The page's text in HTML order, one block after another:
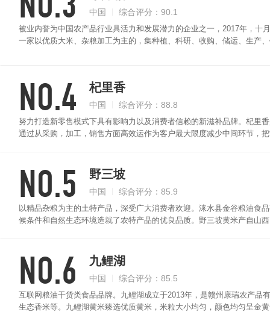
中国 综合评分：90.1
被业内誉为中国农产品行业具活力和发展潜力的企业之一，2017年，十
一家以优质大米、杂粮加工为主的，集种植、科研、收购、储运、生产
NO.4 杞里香
中国 综合评分：88.8
努力打造新零售模式下具有影响力以及消费者信赖的新滋补品牌。杞里
通过从采购，加工，销售方面高效运作为客户最大限度减少中间环节，
NO.5 野三坡
中国 综合评分：85.9
以精品杂粮为主的土特产品，深受广大消费者欢迎。涞水县金谷粮油食
候条件和自然生态环境造就了农特产品的优良品质。野三坡黄米产自山
NO.6 九鲤湖
中国 综合评分：85.5
互联网粮油干货类食品品牌。九鲤湖成立于2013年，是赣州康瑞农产
生态香米等。九鲤湖黄米臻选优质黄米，米粒大小均匀，颜色均匀呈金